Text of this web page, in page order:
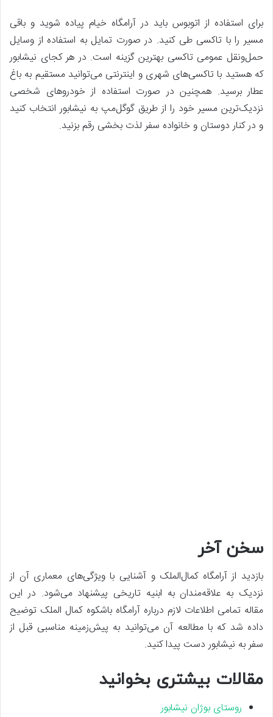
برای استفاده از اتوبوس باید در آرامگاه خیام پیاده شوید و باقی
مسیر را با تاکسی طی کنید. در صورت تمایل به استفاده از وسایل
حمل‌ونقل عمومی تاکسی بهترین گزینه است. در هر کجای نیشابور
که هستید با تاکسی‌های شهری و اینترنتی می‌توانید مستقیم به باغ
عطار برسید. همچنین در صورت استفاده از خودروهای شخصی
نزدیک‌ترین مسیر خود را از طریق گوگل‌مپ به نیشابور انتخاب کنید
و در کنار دوستان و خانواده سفر لذت بخشی رقم بزنید.
سخن آخر
بازدید از آرامگاه کمال‌الملک و آشنایی با ویژگی‌های معماری آن از
نزدیک به علاقه‌مندان به ابنیه تاریخی پیشنهاد می‌شود. در این
مقاله تمامی اطلاعات لازم درباره آرامگاه باشکوه کمال الملک توضیح
داده شد که با مطالعه آن می‌توانید به پیش‌زمینه مناسبی قبل از
سفر به نیشابور دست پیدا کنید.
مقالات بیشتری بخوانید
روستای بوژان نیشابور